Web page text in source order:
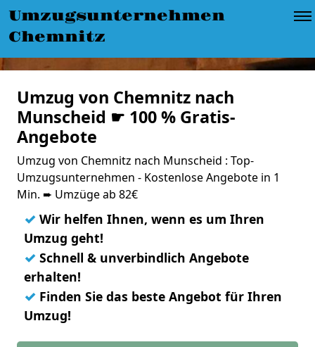
Umzugsunternehmen
Chemnitz
Umzug von Chemnitz nach
Munscheid ☛ 100 % Gratis-
Angebote
Umzug von Chemnitz nach Munscheid : Top-
Umzugsunternehmen - Kostenlose Angebote in 1
Min. ➨ Umzüge ab 82€
✓ Wir helfen Ihnen, wenn es um Ihren
Umzug geht!
✓ Schnell & unverbindlich Angebote
erhalten!
✓ Finden Sie das beste Angebot für Ihren
Umzug!